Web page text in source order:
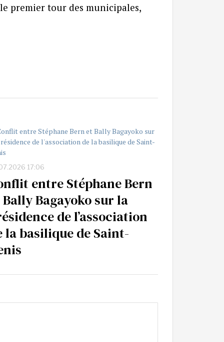
premier tour des municipales,
17:06
entre Stéphane Bern
Bagayoko sur la
de l’association
la basilique de Saint-